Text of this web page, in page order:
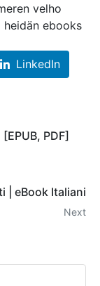
velho
ebooks
LinkedIn
PDF]
| eBook Italiani
Next